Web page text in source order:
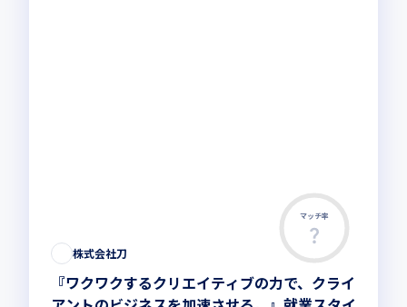
マッチ率
株式会社刀
『ワクワクするクリエイティブの力で、クライ